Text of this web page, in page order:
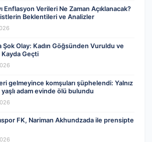
Enflasyon Verileri Ne Zaman Açıklanacak?
Beklentileri ve Analizler
Şok Olay: Kadın Göğsünden Vuruldu ve
Kayda Geçti
gelmeyince komşuları şüphelendi: Yalnız
adam evinde ölü bulundu
FK, Nariman Akhundzada ile prensipte